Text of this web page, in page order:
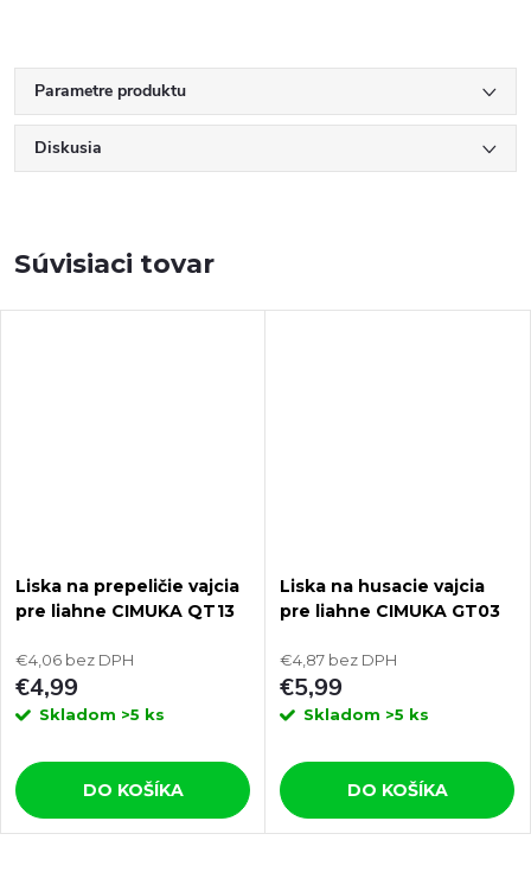
Parametre produktu
Diskusia
Súvisiaci tovar
Liska na prepeličie vajcia
pre liahne CIMUKA QT13
€4,06 bez DPH
€4,99
Skladom >5 ks
DO KOŠÍKA
Liska na husacie vajcia
pre liahne CIMUKA GT03
€4,87 bez DPH
€5,99
Skladom >5 ks
DO KOŠÍKA